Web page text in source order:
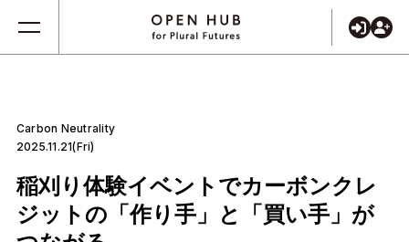
Carbon Neutrality
2025.11.21(Fri)
稲刈り体験イベントでカーボンクレ
ジットの「作り手」と「買い手」が